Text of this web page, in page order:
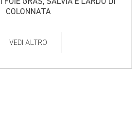
FOIE GRAS, SALVIA E LARDO DI
COLONNATA
VEDI ALTRO